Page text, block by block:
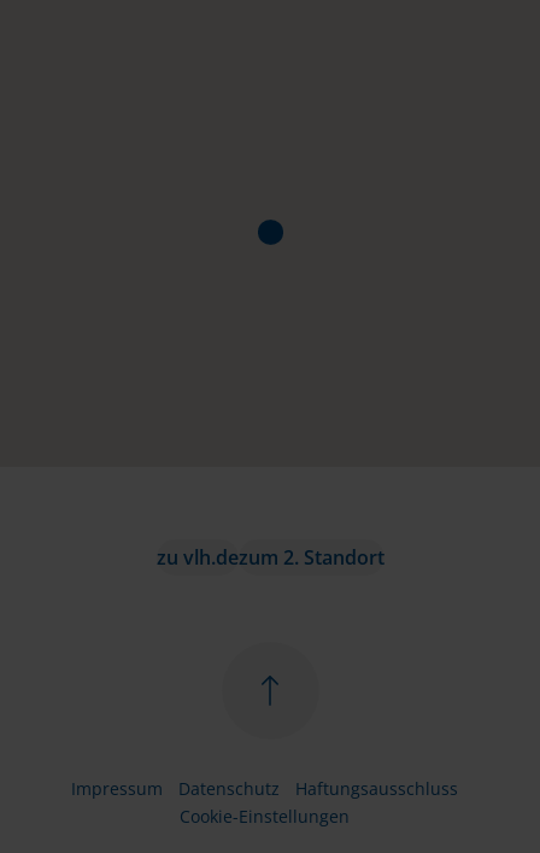
zu vlh.dezum 2. Standort
Impressum Datenschutz
Haftungsausschluss
Cookie-Einstellungen